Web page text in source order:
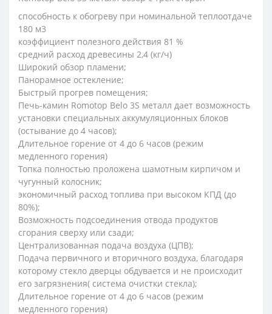
способность к обогреву при номинальной теплоотдаче
180 м3
коэффициент полезного действия 81 %
средний расход древесины 2,4 (кг/ч)
Широкий обзор пламени;
Панорамное остекление;
Быстрый прогрев помещения;
Печь-камин Romotop Belo 3S металл дает возможность
установки специальных аккумуляционных блоков
(остывание до 4 часов);
Длительное горение от 4 до 6 часов (режим
медленного горения)
Топка полностью проложена шамотным кирпичом и
чугунный колосник;
экономичный расход топлива при высоком КПД (до
80%);
Возможность подсоединения отвода продуктов
сгорания сверху или сзади;
Централизованная подача воздуха (ЦПВ);
Подача первичного и вторичного воздуха, благодаря
которому стекло дверцы обдувается и не происходит
его загрязнения( система очистки стекла);
Длительное горение от 4 до 6 часов (режим
медленного горения)